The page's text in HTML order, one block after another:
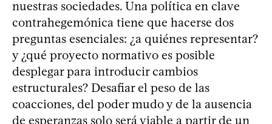
nuestras sociedades. Una política en clave
contrahegemónica tiene que hacerse dos
preguntas esenciales: ¿a quiénes representar?
y ¿qué proyecto normativo es posible
desplegar para introducir cambios
estructurales? Desafiar el peso de las
coacciones, del poder mudo y de la ausencia
de esperanzas solo será viable a partir de un